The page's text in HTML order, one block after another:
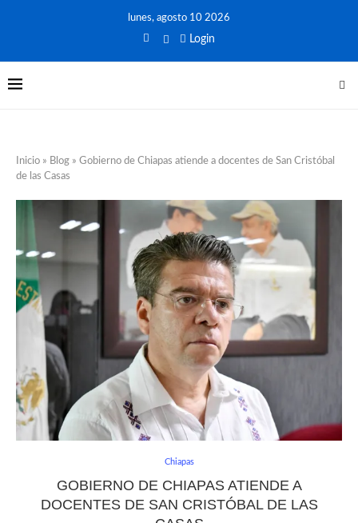
lunes, agosto 10 2026
Login
Inicio » Blog » Gobierno de Chiapas atiende a docentes de San Cristóbal
de las Casas
Chiapas
GOBIERNO DE CHIAPAS ATIENDE A
DOCENTES DE SAN CRISTÓBAL DE LAS